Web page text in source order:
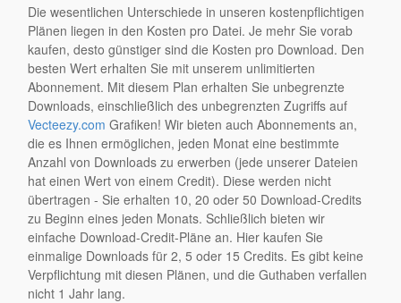
Die wesentlichen Unterschiede in unseren kostenpflichtigen
Plänen liegen in den Kosten pro Datei. Je mehr Sie vorab
kaufen, desto günstiger sind die Kosten pro Download. Den
besten Wert erhalten Sie mit unserem unlimitierten
Abonnement. Mit diesem Plan erhalten Sie unbegrenzte
Downloads, einschließlich des unbegrenzten Zugriffs auf
Vecteezy.com Grafiken! Wir bieten auch Abonnements an,
die es Ihnen ermöglichen, jeden Monat eine bestimmte
Anzahl von Downloads zu erwerben (jede unserer Dateien
hat einen Wert von einem Credit). Diese werden nicht
übertragen - Sie erhalten 10, 20 oder 50 Download-Credits
zu Beginn eines jeden Monats. Schließlich bieten wir
einfache Download-Credit-Pläne an. Hier kaufen Sie
einmalige Downloads für 2, 5 oder 15 Credits. Es gibt keine
Verpflichtung mit diesen Plänen, und die Guthaben verfallen
nicht 1 Jahr lang.